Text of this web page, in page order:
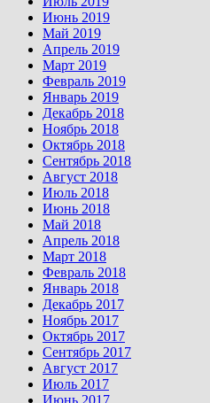
Июнь 2019
Май 2019
Апрель 2019
Март 2019
Февраль 2019
Январь 2019
Декабрь 2018
Ноябрь 2018
Октябрь 2018
Сентябрь 2018
Август 2018
Июль 2018
Июнь 2018
Май 2018
Апрель 2018
Март 2018
Февраль 2018
Январь 2018
Декабрь 2017
Ноябрь 2017
Октябрь 2017
Сентябрь 2017
Август 2017
Июль 2017